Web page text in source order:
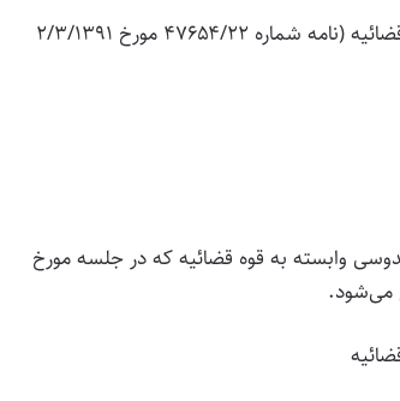
اساسنامه مؤسسه آموزش عالی علمی – کاربردی شهید قدوسی وابسته به قوه قضائیه (نامه شماره ۴۷۶۵۴/۲۲ مورخ ۲/۳/۱۳۹۱
وابسته به قوه قضائیه که در جلسه مورخ